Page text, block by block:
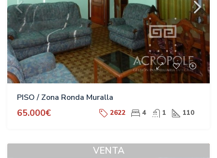
PISO / Zona Ronda Muralla
65.000€ 2622 4 1 110
VENTA